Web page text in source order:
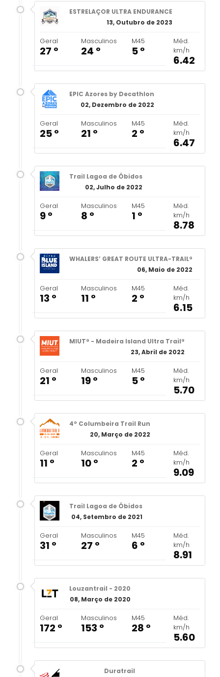
ESTRELAÇOR ULTRA ENDURANCE
13, Outubro de 2023
Geral
27 º
Masculinos
24 º
M45
5 º
Méd.
km/h
6.42
EPIC Azores by Decathlon
02, Dezembro de 2022
Geral
25 º
Masculinos
21 º
M45
2 º
Méd.
km/h
6.47
Trail Lagoa de Óbidos
02, Julho de 2022
Geral
9 º
Masculinos
8 º
M45
1 º
Méd.
km/h
8.78
WHALERS’ GREAT ROUTE ULTRA-TRAIL®
06, Maio de 2022
Geral
13 º
Masculinos
11 º
M45
2 º
Méd.
km/h
6.15
MIUT® - Madeira Island Ultra Trail®
23, Abril de 2022
Geral
21 º
Masculinos
19 º
M45
5 º
Méd.
km/h
5.70
4º Columbeira Trail Run
20, Março de 2022
Geral
11 º
Masculinos
10 º
M45
2 º
Méd.
km/h
9.09
Trail Lagoa de Óbidos
04, Setembro de 2021
Geral
31 º
Masculinos
27 º
M45
6 º
Méd.
km/h
8.91
Louzantrail - 2020
08, Março de 2020
Geral
172 º
Masculinos
153 º
M45
28 º
Méd.
km/h
5.60
Duratrail